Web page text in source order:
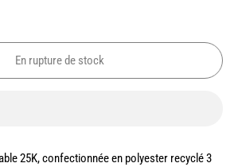
En rupture de stock
25K, confectionnée en polyester recyclé 3